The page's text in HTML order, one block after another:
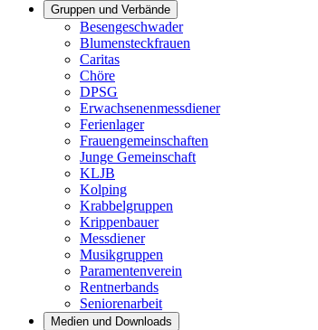
Gruppen und Verbände
Besengeschwader
Blumensteckfrauen
Caritas
Chöre
DPSG
Erwachsenenmessdiener
Ferienlager
Frauengemeinschaften
Junge Gemeinschaft
KLJB
Kolping
Krabbelgruppen
Krippenbauer
Messdiener
Musikgruppen
Paramentenverein
Rentnerbands
Seniorenarbeit
Medien und Downloads